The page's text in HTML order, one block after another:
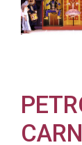
all'uso
miei dati